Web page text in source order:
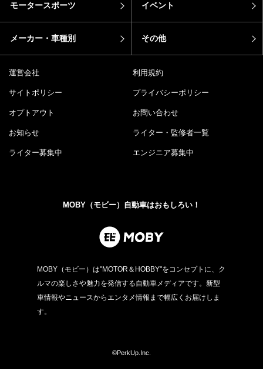
モータースポーツ イベント
メーカー・車種別 その他
運営会社 利用規約
サイトポリシー プライバシーポリシー
オプトアウト お問い合わせ
お知らせ ライター・監修者一覧
ライター募集中 エンジニア募集中
MOBY（モビー）自動車はおもしろい！
MOBY（モビー）は"MOTOR＆HOBBY"をコンセプトに、ク
ルマの楽しさや魅力を発信する自動車メディアです。新型
車情報やニュースからエンタメ情報まで幅広くお届けしま
す。
©PerkUp.Inc.